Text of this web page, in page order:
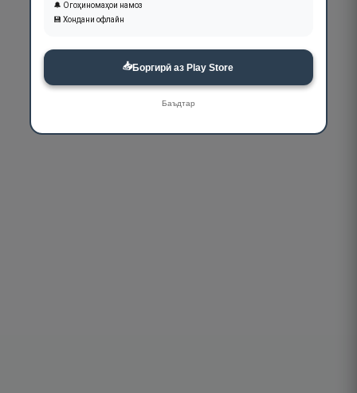
🔔 Огоҳиномаҳои намоз
💾 Хондани офлайн
📥Боргирӣ аз Play Store
Баъдтар